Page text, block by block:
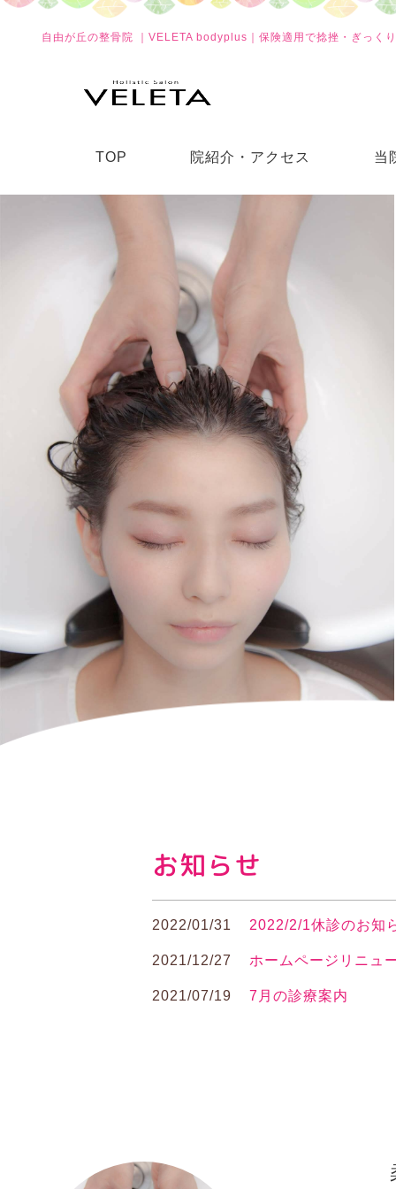
自由が丘の整骨院 ｜VELETA bodyplus｜保険適用で捻挫・ぎっく
TOP 院紹介・アクセス 当
お知らせ
2022/01/31 2022/2/1休診のお知
2021/12/27 ホームページリニュ
2021/07/19 7月の診療案内